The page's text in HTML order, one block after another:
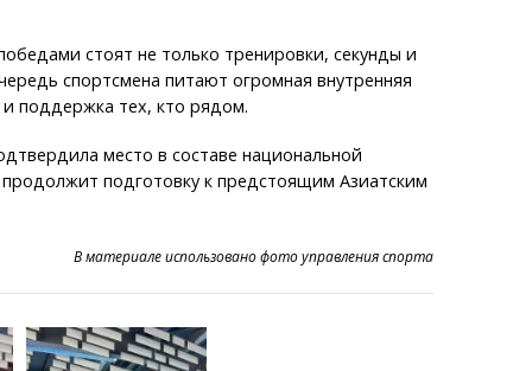
стоят не только тренировки, секунды и
спортсмена питают огромная внутренняя
поддержка тех, кто рядом.
место в составе национальной
подготовку к предстоящим Азиатским
В материале использовано фото управления спорта